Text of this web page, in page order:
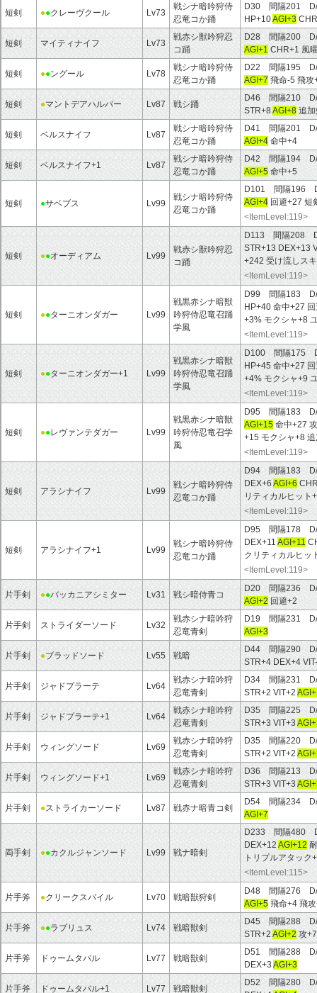
短剣 ●●クレーヴクール Lv73
戦シナ暗吟狩侍
忍竜コか踊
D30 間隔201
HP+10AGI+3
短剣 マイティナイフ Lv73
戦赤シ獣吟狩忍
コ踊
D28 間隔200
AGI+1 CHR+1 風
短剣 ●●ングール Lv78
戦シナ暗吟狩侍
忍竜コか踊
D22 間隔195
AGI+7 飛命-5 飛攻
短剣 ●マントデアハルパー Lv87 戦シ踊
D46 間隔210
STR+8 AGI+8 追
短剣 ベルスナイフ Lv87
戦シナ暗吟狩侍
忍竜コか踊
D41 間隔201
AGI+4 命中+4
短剣 ベルスナイフ+1 Lv87
戦シナ暗吟狩侍
忍竜コか踊
D42 間隔194
AGI+5 命中+5
短剣 ●サベブス Lv99
戦シナ暗吟狩侍
忍竜コか踊
D101 間隔196
AGI+4 回避+27 短
<ItemLevel:119>
短剣 ●●オーディアム Lv99
戦赤シ獣吟狩忍
コ踊
D113 間隔208
STR+13 DEX+13
+242 受け流しス
<ItemLevel:119>
短剣 ●●ターニオンダガー Lv99
戦黒赤シナ暗獣
吟狩侍忍竜召踊
学風
D99 間隔183
HP+40 命中+27
+3% モクシャ+8
<ItemLevel:119>
短剣 ●●ターニオンダガー+1 Lv99
戦黒赤シナ暗獣
吟狩侍忍竜召踊
学風
D100 間隔175
HP+45 命中+27
+4% モクシャ+9
<ItemLevel:119>
短剣 ●●レヴァンテダガー Lv99
戦黒赤シナ暗獣
吟狩侍忍竜召学
風
D95 間隔183
AGI+15 命中+27
+15 モクシャ+8
<ItemLevel:119>
短剣 アラシナイフ Lv99
戦シナ暗吟狩侍
忍竜コか踊
D94 間隔183
DEX+6 AGI+6
リティカルヒット
<ItemLevel:119>
短剣 アラシナイフ+1 Lv99
戦シナ暗吟狩侍
忍竜コか踊
D95 間隔178
DEX+11 AGI+11
クリティカルヒッ
<ItemLevel:119>
片手剣 ●●バッカニアシミター Lv31 戦シ暗侍青コ
D20 間隔236
AGI+2 回避+2
片手剣 ストライダーソード Lv32
戦赤シナ暗吟狩
忍竜青剣
D19 間隔231
AGI+3
片手剣 ●ブラッドソード Lv55 戦暗
D44 間隔290
STR+4 DEX+4
片手剣 ジャドプラーテ Lv64
戦赤シナ暗吟狩
忍竜青剣
D34 間隔231
STR+2 VIT+2
片手剣 ジャドプラーテ+1 Lv64
戦赤シナ暗吟狩
忍竜青剣
D35 間隔225
STR+3 VIT+3
片手剣 ウィングソード Lv69
戦赤シナ暗吟狩
忍竜青剣
D35 間隔220
STR+2 VIT+2
片手剣 ウィングソード+1 Lv69
戦赤シナ暗吟狩
忍竜青剣
D36 間隔213
STR+3 VIT+3
片手剣 ●ストライカーソード Lv87 戦赤ナ暗青コ剣
D54 間隔234
AGI+7
両手剣 ●●カクルジャンソード Lv99 戦ナ暗剣
D233 間隔480
DEX+12 AGI+12
トリプルアタック
<ItemLevel:115>
片手斧 ●クリークスバイル Lv70 戦暗獣狩剣
D48 間隔276
AGI+5 飛命+4 飛
片手斧 ●●ラブリュス Lv74 戦暗獣剣
D45 間隔288
STR+2 AGI+2 攻
片手斧 ドゥームタバル Lv77 戦暗獣剣
D51 間隔288
DEX+3 AGI+3
片手斧 ドゥームタバル+1 Lv77 戦暗獣剣
D52 間隔280